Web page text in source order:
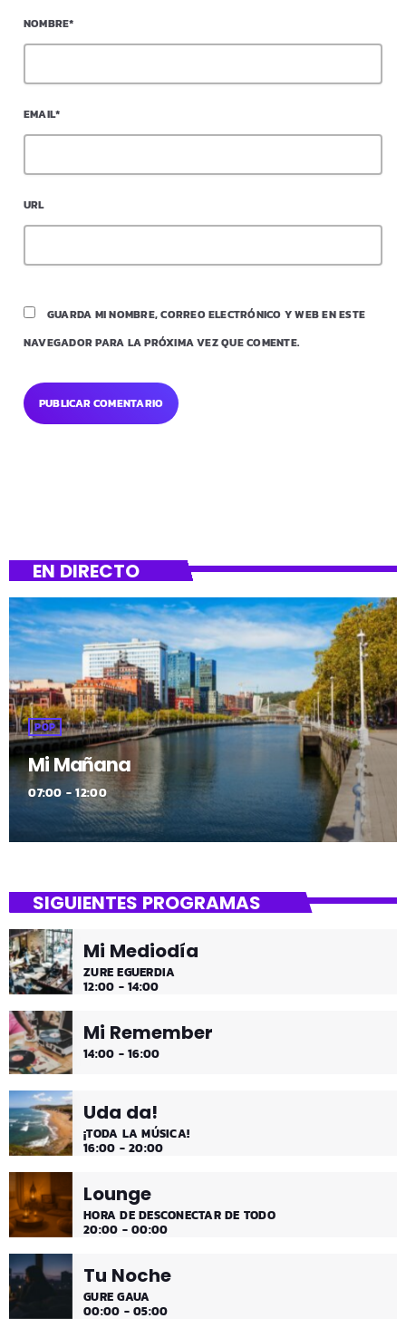
NOMBRE*
EMAIL*
URL
GUARDA MI NOMBRE, CORREO ELECTRÓNICO Y WEB EN ESTE
NAVEGADOR PARA LA PRÓXIMA VEZ QUE COMENTE.
EN DIRECTO
POP
Mi Mañana
07:00 - 12:00
SIGUIENTES PROGRAMAS
Mi Mediodía
ZURE EGUERDIA
12:00 - 14:00
Mi Remember
14:00 - 16:00
Uda da!
¡TODA LA MÚSICA!
16:00 - 20:00
Lounge
HORA DE DESCONECTAR DE TODO
20:00 - 00:00
Tu Noche
GURE GAUA
00:00 - 05:00